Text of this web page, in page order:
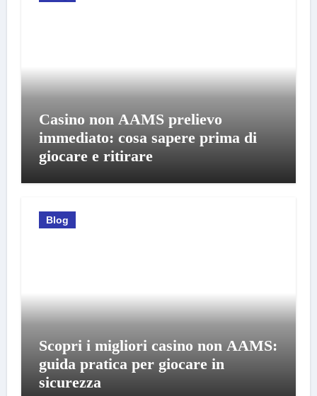
Casino non AAMS prelievo
immediato: cosa sapere prima di
giocare e ritirare
Blog
Scopri i migliori casino non AAMS:
guida pratica per giocare in
sicurezza